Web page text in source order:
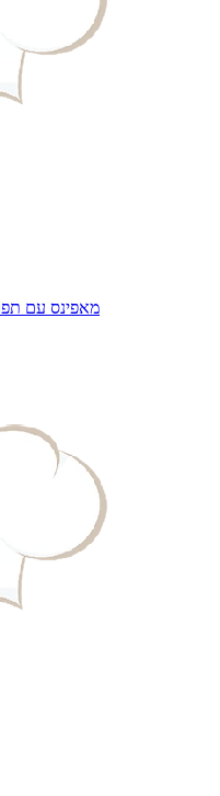
מאפינס עם